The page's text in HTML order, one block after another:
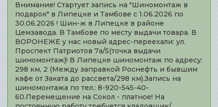
Внимание! Стартует запись на "Шиномонтаж в
подарок" в Липецке и Тамбове с 1.06.2026 по
30.06.2026 ! Шин-ж в Липецке в районе
Цемзавода. В Тамбове по месту выдачи товара. В
ВОРОНЕЖЕ у нас новый адрес-переехали: ул.
Проспект Патриотов 7а/5(точка выдачи
шиномонтаж)! В Липецке шиномонтаж по адресу:
298 км, 2 (Между заправкой Роснефть и бывшим
кафе от Заката до рассвета/298 км).Запись на
шиномонтажа по тел.: 8-920-545-40-
60.Перемещение на Сокол - платное! На